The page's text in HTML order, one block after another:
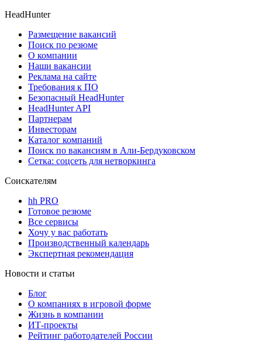
HeadHunter
Размещение вакансий
Поиск по резюме
О компании
Наши вакансии
Реклама на сайте
Требования к ПО
Безопасный HeadHunter
HeadHunter API
Партнерам
Инвесторам
Каталог компаний
Поиск по вакансиям в Али-Бердуковском
Сетка: соцсеть для нетворкинга
Соискателям
hh PRO
Готовое резюме
Все сервисы
Хочу у вас работать
Производственный календарь
Экспертная рекомендация
Новости и статьи
Блог
О компаниях в игровой форме
Жизнь в компании
ИТ-проекты
Рейтинг работодателей России